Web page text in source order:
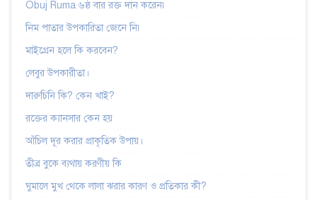
Obuj Ruma ৬ষ্ঠ বার রক্ত দান করেন৷
নিম পাতার উপকারিতা জেনে নি৷
মাইগ্রেন হলে কি করবেন?
লেবুর উপকারীতা।
দারুচিনি কি? কেন খাই?
রক্তের ক্যানসার কেন হয়
আঁচিল দূর করার প্রাকৃতিক উপায়।
তীব্র বুকে ব্যথায় করণীয় কি
ঘুমালে মুখ থেকে লালা ঝরার কারণ ও প্রতিকার কী?